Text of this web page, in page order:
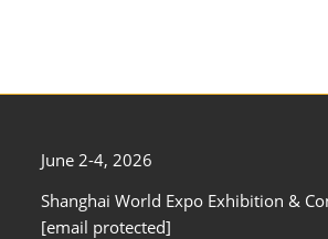
June 2-4, 2026
Shanghai World Expo Exhibition &
[email protected]